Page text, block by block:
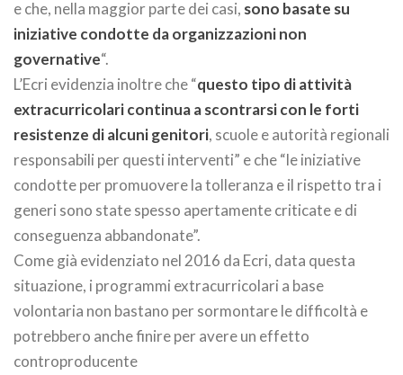
e che, nella maggior parte dei casi, sono basate su
iniziative condotte da organizzazioni non
governative“.
L’Ecri evidenzia inoltre che “questo tipo di attività
extracurricolari continua a scontrarsi con le forti
resistenze di alcuni genitori, scuole e autorità regionali
responsabili per questi interventi” e che “le iniziative
condotte per promuovere la tolleranza e il rispetto tra i
generi sono state spesso apertamente criticate e di
conseguenza abbandonate”.
Come già evidenziato nel 2016 da Ecri, data questa
situazione, i programmi extracurricolari a base
volontaria non bastano per sormontare le difficoltà e
potrebbero anche finire per avere un effetto
controproducente